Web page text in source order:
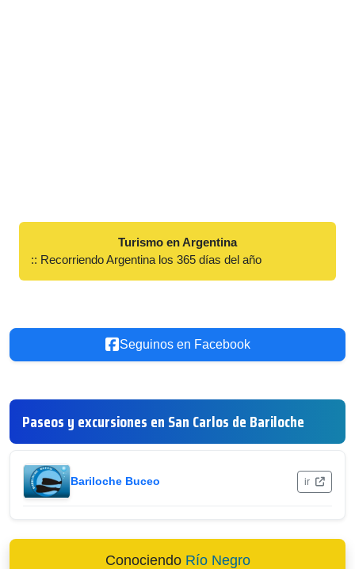
Turismo en Argentina
:: Recorriendo Argentina los 365 días del año
Seguinos en Facebook
Paseos y excursiones en San Carlos de Bariloche
Bariloche Buceo ir
Conociendo Río Negro